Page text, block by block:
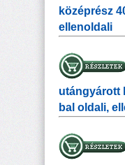
középrész
ellenoldali
utángyárott
bal oldali,